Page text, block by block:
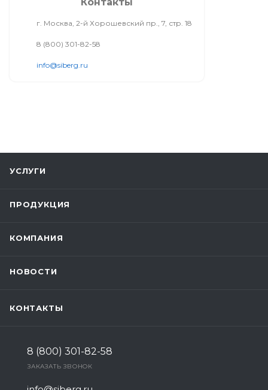
Контакты
г. Москва, 2-й Хорошевский пр., 7, стр. 18
8 (800) 301-82-58
info@siberg.ru
УСЛУГИ
ПРОДУКЦИЯ
КОМПАНИЯ
НОВОСТИ
КОНТАКТЫ
8 (800) 301-82-58
ЗАКАЗАТЬ ЗВОНОК